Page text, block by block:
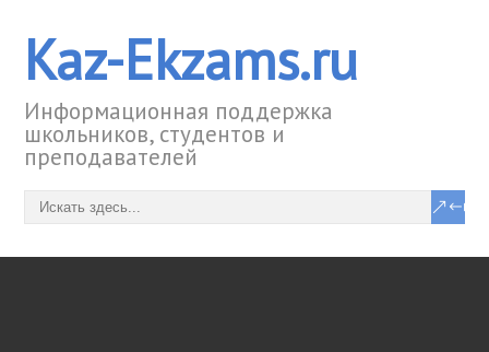
Kaz-Ekzams.ru
Информационная поддержка
школьников, студентов и
преподавателей